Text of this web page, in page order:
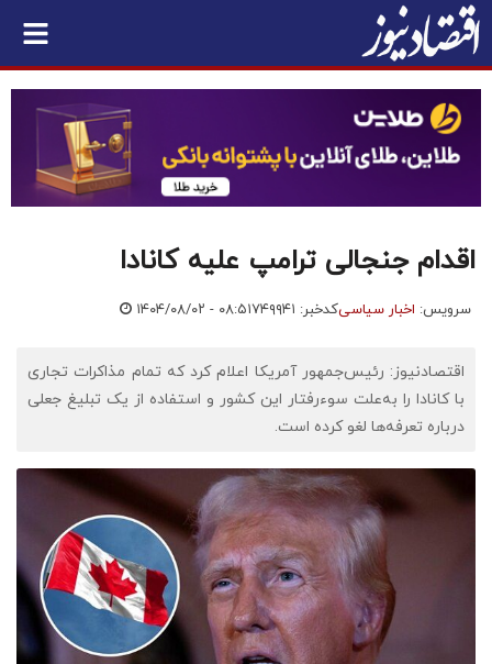
اقدام جنجالی ترامپ علیه کانادا
سرویس: اخبار سیاسیکدخبر: ۷۴۹۹۴۱ ۱۴۰۴/۰۸/۰۲ - ۰۸:۵۱
اقتصادنیوز: رئیس‌جمهور آمریکا اعلام کرد که تمام مذاکرات تجاری
با کانادا را به‌علت سوء‌رفتار این کشور و استفاده از یک تبلیغ جعلی
درباره تعرفه‌ها لغو کرده است.